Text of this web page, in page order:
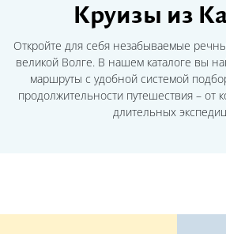
Круизы из
Откройте для себя незабываемые
великой Волге. В нашем каталоге вы
маршруты с удобной системой
продолжительности путешествия – от
длительных